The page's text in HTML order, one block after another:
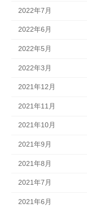
2022年7月
2022年6月
2022年5月
2022年3月
2021年12月
2021年11月
2021年10月
2021年9月
2021年8月
2021年7月
2021年6月